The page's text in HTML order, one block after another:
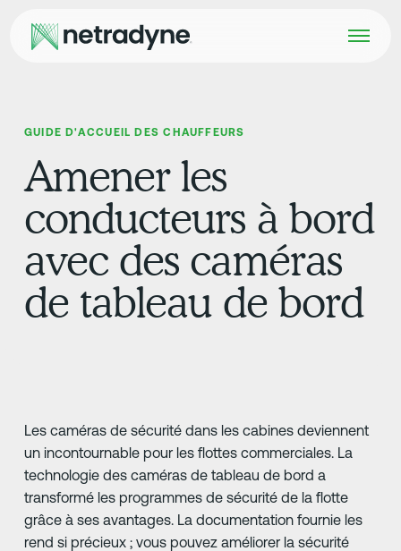
GUIDE D'ACCUEIL DES CHAUFFEURS
Amener les
conducteurs à bord
avec des caméras
de tableau de bord
Les caméras de sécurité dans les cabines deviennent
un incontournable pour les flottes commerciales. La
technologie des caméras de tableau de bord a
transformé les programmes de sécurité de la flotte
grâce à ses avantages. La documentation fournie les
rend si précieux ; vous pouvez améliorer la sécurité